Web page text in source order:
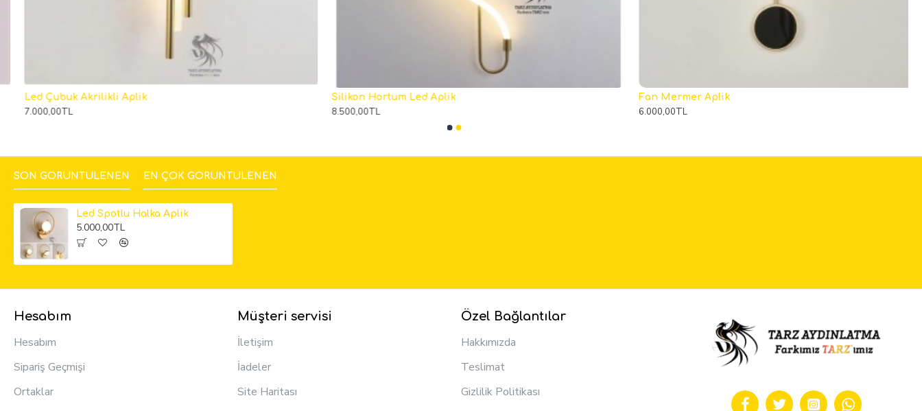
Led Çubuk Akrilikli Aplik
7.000,00TL
Silikon Hortum Led Aplik
8.500,00TL
Fan Mermer Aplik
6.000,00TL
SON GÖRÜNTÜLENEN EN ÇOK GÖRÜNTÜLENEN
Led Spotlu Halka Aplik
5.000,00TL
Hesabım
Hesabım
Sipariş Geçmişi
Ortaklar
Müşteri servisi
İletişim
İadeler
Site Haritası
Özel Bağlantılar
Hakkımızda
Teslimat
Gizlilik Politikası